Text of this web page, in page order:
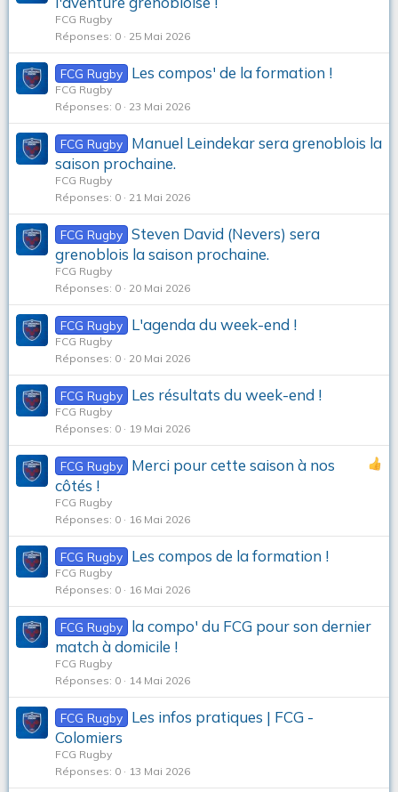
FCG Rugby
Réponses 0 25 Mai 2026
FCG Rugby Les compos' de la formation !
FCG Rugby
Réponses 0 23 Mai 2026
FCG Rugby
Manuel Leindekar sera grenoblois la
saison prochaine.
FCG Rugby
Réponses 0 21 Mai 2026
FCG Rugby
Steven David (Nevers) sera
grenoblois la saison prochaine.
FCG Rugby
Réponses 0 20 Mai 2026
FCG Rugby L'agenda du week-end !
FCG Rugby
Réponses 0 20 Mai 2026
FCG Rugby Les résultats du week-end !
FCG Rugby
Réponses 0 19 Mai 2026
FCG Rugby
Merci pour cette saison à nos
côtés !
FCG Rugby
Réponses 0 16 Mai 2026
FCG Rugby Les compos de la formation !
FCG Rugby
Réponses 0 16 Mai 2026
FCG Rugby
la compo' du FCG pour son dernier
match à domicile !
FCG Rugby
Réponses 0 14 Mai 2026
FCG Rugby
Les infos pratiques | FCG -
Colomiers
FCG Rugby
Réponses 0 13 Mai 2026